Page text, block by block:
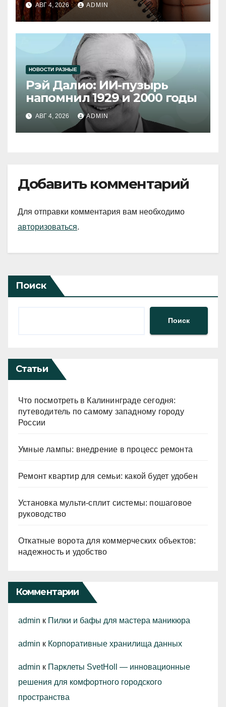
АВГ 4, 2026 ADMIN
НОВОСТИ РАЗНЫЕ
Рэй Далио: ИИ-пузырь
напомнил 1929 и 2000 годы
АВГ 4, 2026 ADMIN
Добавить комментарий
Для отправки комментария вам необходимо
авторизоваться.
Поиск
Поиск
Статьи
Что посмотреть в Калининграде сегодня:
путеводитель по самому западному городу
России
Умные лампы: внедрение в процесс ремонта
Ремонт квартир для семьи: какой будет удобен
Установка мульти-сплит системы: пошаговое
руководство
Откатные ворота для коммерческих объектов:
надежность и удобство
Комментарии
admin к Пилки и бафы для мастера маникюра
admin к Корпоративные хранилища данных
admin к Парклеты SvetHoll — инновационные
решения для комфортного городского
пространства